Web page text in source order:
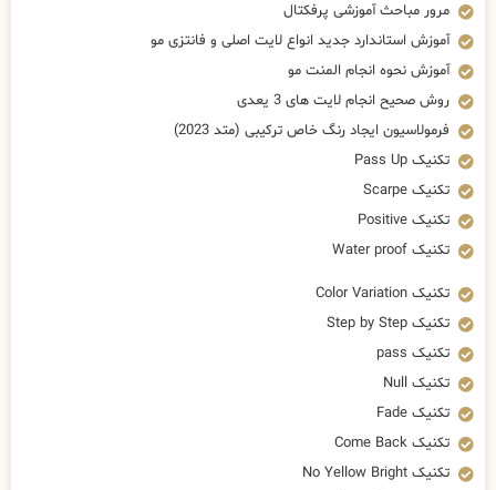
مرور مباحث آموزشی پرفکتال
آموزش استاندارد جدید انواع لایت اصلی و فانتزی مو
آموزش نحوه انجام المنت مو
روش صحیح انجام لایت های 3 یعدی
فرمولاسیون ایجاد رنگ خاص ترکیبی (متد 2023)
تکنیک Pass Up
تکنیک Scarpe
تکنیک Positive
تکنیک Water proof
تکنیک Color Variation
تکنیک Step by Step
تکنیک pass
تکنیک Null
تکنیک Fade
تکنیک Come Back
تکنیک No Yellow Bright